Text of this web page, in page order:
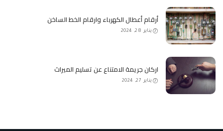
أرقام أعطال الكهرباء وارقام الخط الساخن
يناير 28, 2024
اركان جريمة الامتناع عن تسليم الميراث
يناير 27, 2024